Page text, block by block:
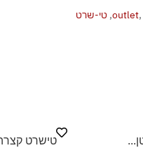
outlet,
, טי-שרט
טישרט